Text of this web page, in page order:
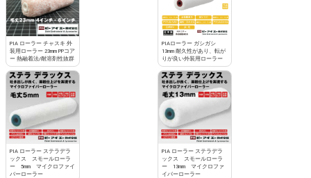
PIA ローラー チャスキ 外
装用ローラー 23mm PPコア
ー 熱融着法/耐溶剤性抜群
PIAローラー ガシガシ
13mm 耐久性があり、転が
りが良い外装用ローラー
PIA ローラー ステラデラ
ックス スモールローラ
ー 5mm マイクロファイ
バーローラー
PIA ローラー ステラデラ
ックス スモールローラ
ー 13mm マイクロファ
イバーローラー